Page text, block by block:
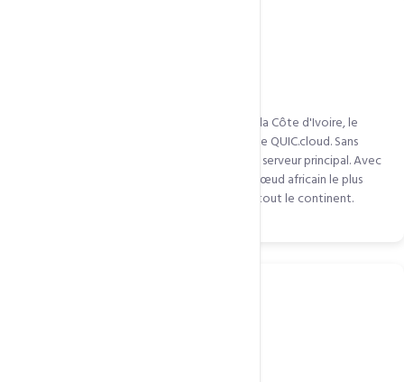
Un site camerounais ciblant aussi le Sénégal, la Côte d'Ivoire, le
Nigeria et le Kenya bénéficie massivement de QUIC.cloud. Sans
CDN, chaque pays subit la latence vers votre serveur principal. Avec
QUIC.cloud, chaque pays est servi depuis le nœud africain le plus
proche. Temps de chargement uniforme sur tout le continent.